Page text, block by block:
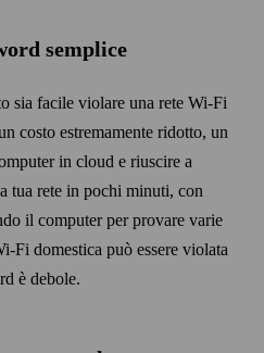
semplice
sia facile violare una rete Wi‑Fi
costo estremamente ridotto, un
in cloud e riuscire a
tua rete in pochi minuti, con
il computer per provare varie
domestica può essere violata
è debole.